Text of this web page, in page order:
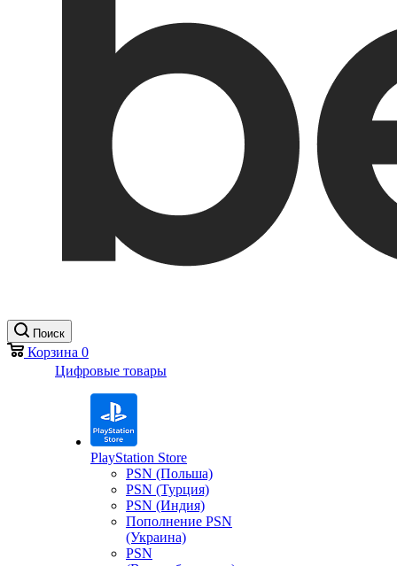
Поиск
Корзина 0
Цифровые товары
PlayStation Store
PSN (Польша)
PSN (Турция)
PSN (Индия)
Пополнение PSN
(Украина)
PSN